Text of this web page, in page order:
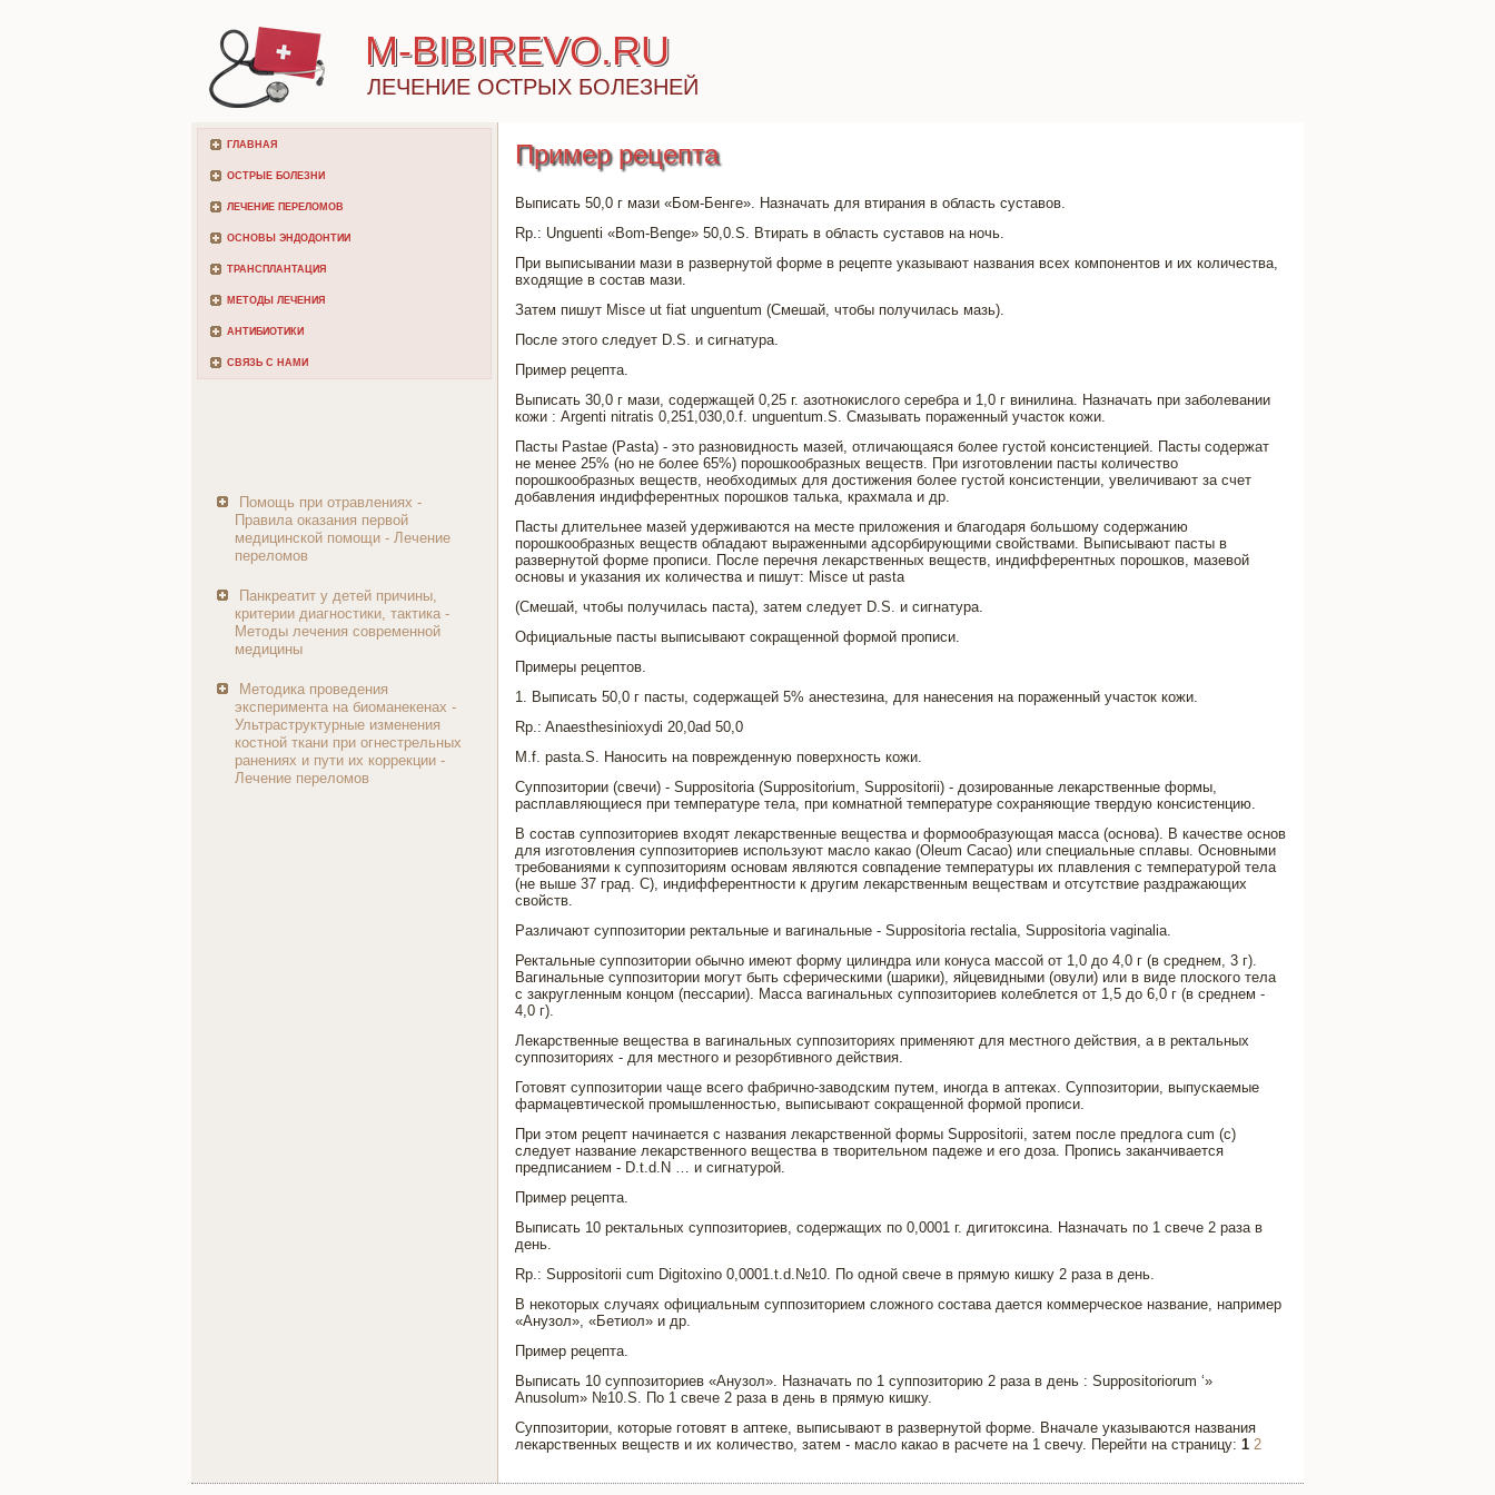
M-BIBIREVO.RU
ЛЕЧЕНИЕ ОСТРЫХ БОЛЕЗНЕЙ
ГЛАВНАЯ
ОСТРЫЕ БОЛЕЗНИ
ЛЕЧЕНИЕ ПЕРЕЛОМОВ
ОСНОВЫ ЭНДОДОНТИИ
ТРАНСПЛАНТАЦИЯ
МЕТОДЫ ЛЕЧЕНИЯ
АНТИБИОТИКИ
СВЯЗЬ С НАМИ
Помощь при отравлениях -
Правила оказания первой
медицинской помощи - Лечение
переломов
Панкреатит у детей причины,
критерии диагностики, тактика -
Методы лечения современной
медицины
Методика проведения
эксперимента на биоманекенах -
Ультраструктурные изменения
костной ткани при огнестрельных
ранениях и пути их коррекции -
Лечение переломов
Пример рецепта
Выписать 50,0 г мази «Бом-Бенге». Назначать для втирания в область суставов.
Rp.: Unguenti «Bom-Benge» 50,0.S. Втирать в область суставов на ночь.
При выписывании мази в развернутой форме в рецепте указывают названия всех компонентов и их количества,
входящие в состав мази.
Затем пишут Misce ut fiat unguentum (Смешай, чтобы получилась мазь).
После этого следует D.S. и сигнатура.
Пример рецепта.
Выписать 30,0 г мази, содержащей 0,25 г. азотнокислого серебра и 1,0 г винилина. Назначать при заболевании
кожи : Argenti nitratis 0,251,030,0.f. unguentum.S. Смазывать пораженный участок кожи.
Пасты Pastae (Pasta) - это разновидность мазей, отличающаяся более густой консистенцией. Пасты содержат
не менее 25% (но не более 65%) порошкообразных веществ. При изготовлении пасты количество
порошкообразных веществ, необходимых для достижения более густой консистенции, увеличивают за счет
добавления индифферентных порошков талька, крахмала и др.
Пасты длительнее мазей удерживаются на месте приложения и благодаря большому содержанию
порошкообразных веществ обладают выраженными адсорбирующими свойствами. Выписывают пасты в
развернутой форме прописи. После перечня лекарственных веществ, индифферентных порошков, мазевой
основы и указания их количества и пишут: Misce ut pasta
(Смешай, чтобы получилась паста), затем следует D.S. и сигнатура.
Официальные пасты выписывают сокращенной формой прописи.
Примеры рецептов.
1. Выписать 50,0 г пасты, содержащей 5% анестезина, для нанесения на пораженный участок кожи.
Rp.: Anaesthesinioxydi 20,0ad 50,0
M.f. pasta.S. Наносить на поврежденную поверхность кожи.
Суппозитории (свечи) - Suppositoria (Suppositorium, Suppositorii) - дозированные лекарственные формы,
расплавляющиеся при температуре тела, при комнатной температуре сохраняющие твердую консистенцию.
В состав суппозиториев входят лекарственные вещества и формообразующая масса (основа). В качестве основ
для изготовления суппозиториев используют масло какао (Oleum Сасао) или специальные сплавы. Основными
требованиями к суппозиториям основам являются совпадение температуры их плавления с температурой тела
(не выше 37 град. С), индифферентности к другим лекарственным веществам и отсутствие раздражающих
свойств.
Различают суппозитории ректальные и вагинальные - Suppositoria rectalia, Suppositoria vaginalia.
Ректальные суппозитории обычно имеют форму цилиндра или конуса массой от 1,0 до 4,0 г (в среднем, 3 г).
Вагинальные суппозитории могут быть сферическими (шарики), яйцевидными (овули) или в виде плоского тела
с закругленным концом (пессарии). Масса вагинальных суппозиториев колеблется от 1,5 до 6,0 г (в среднем -
4,0 г).
Лекарственные вещества в вагинальных суппозиториях применяют для местного действия, а в ректальных
суппозиториях - для местного и резорбтивного действия.
Готовят суппозитории чаще всего фабрично-заводским путем, иногда в аптеках. Суппозитории, выпускаемые
фармацевтической промышленностью, выписывают сокращенной формой прописи.
При этом рецепт начинается с названия лекарственной формы Suppositorii, затем после предлога cum (с)
следует название лекарственного вещества в творительном падеже и его доза. Пропись заканчивается
предписанием - D.t.d.N … и сигнатурой.
Пример рецепта.
Выписать 10 ректальных суппозиториев, содержащих по 0,0001 г. дигитоксина. Назначать по 1 свече 2 раза в
день.
Rp.: Suppositorii cum Digitoxino 0,0001.t.d.№10. По одной свече в прямую кишку 2 раза в день.
В некоторых случаях официальным суппозиторием сложного состава дается коммерческое название, например
«Анузол», «Бетиол» и др.
Пример рецепта.
Выписать 10 суппозиториев «Анузол». Назначать по 1 суппозиторию 2 раза в день : Suppositoriorum ‘»
Anusolum» №10.S. По 1 свече 2 раза в день в прямую кишку.
Суппозитории, которые готовят в аптеке, выписывают в развернутой форме. Вначале указываются названия
лекарственных веществ и их количество, затем - масло какао в расчете на 1 свечу. Перейти на страницу: 1 2